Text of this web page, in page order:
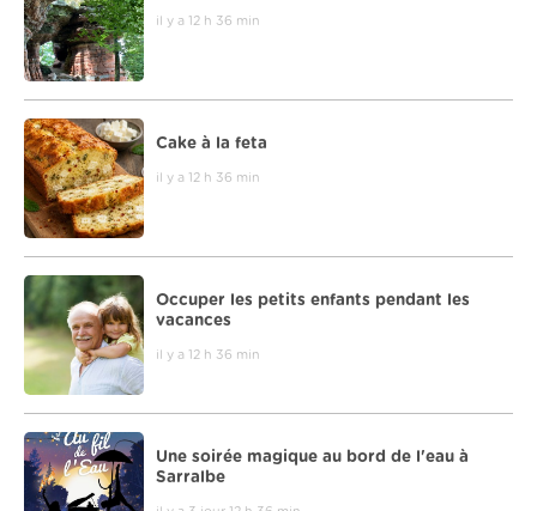
il y a 12 h 36 min
Cake à la feta
il y a 12 h 36 min
Occuper les petits enfants pendant les
vacances
il y a 12 h 36 min
Une soirée magique au bord de l'eau à
Sarralbe